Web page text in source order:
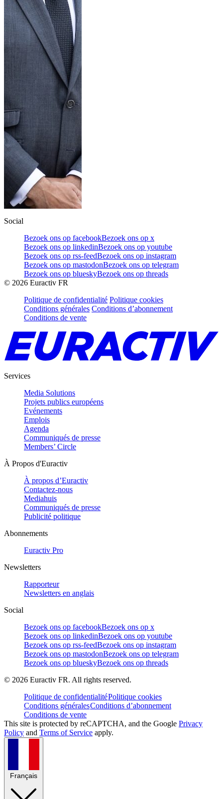
Social
Bezoek ons op facebookBezoek ons op x
Bezoek ons op linkedinBezoek ons op youtube
Bezoek ons op rss-feedBezoek ons op instagram
Bezoek ons op mastodonBezoek ons op telegram
Bezoek ons op blueskyBezoek ons op threads
© 2026 Euractiv FR
Politique de confidentialité Politique cookies
Conditions générales Conditions d’abonnement
Conditions de vente
Services
Media Solutions
Projets publics européens
Evénements
Emplois
Agenda
Communiqués de presse
Members’ Circle
À Propos d'Euractiv
À propos d’Euractiv
Contactez-nous
Mediahuis
Communiqués de presse
Publicité politique
Abonnements
Euractiv Pro
Newsletters
Rapporteur
Newsletters en anglais
Social
Bezoek ons op facebookBezoek ons op x
Bezoek ons op linkedinBezoek ons op youtube
Bezoek ons op rss-feedBezoek ons op instagram
Bezoek ons op mastodonBezoek ons op telegram
Bezoek ons op blueskyBezoek ons op threads
© 2026 Euractiv FR. All rights reserved.
Politique de confidentialitéPolitique cookies
Conditions généralesConditions d’abonnement
Conditions de vente
This site is protected by reCAPTCHA, and the Google Privacy
Policy and Terms of Service apply.
Français